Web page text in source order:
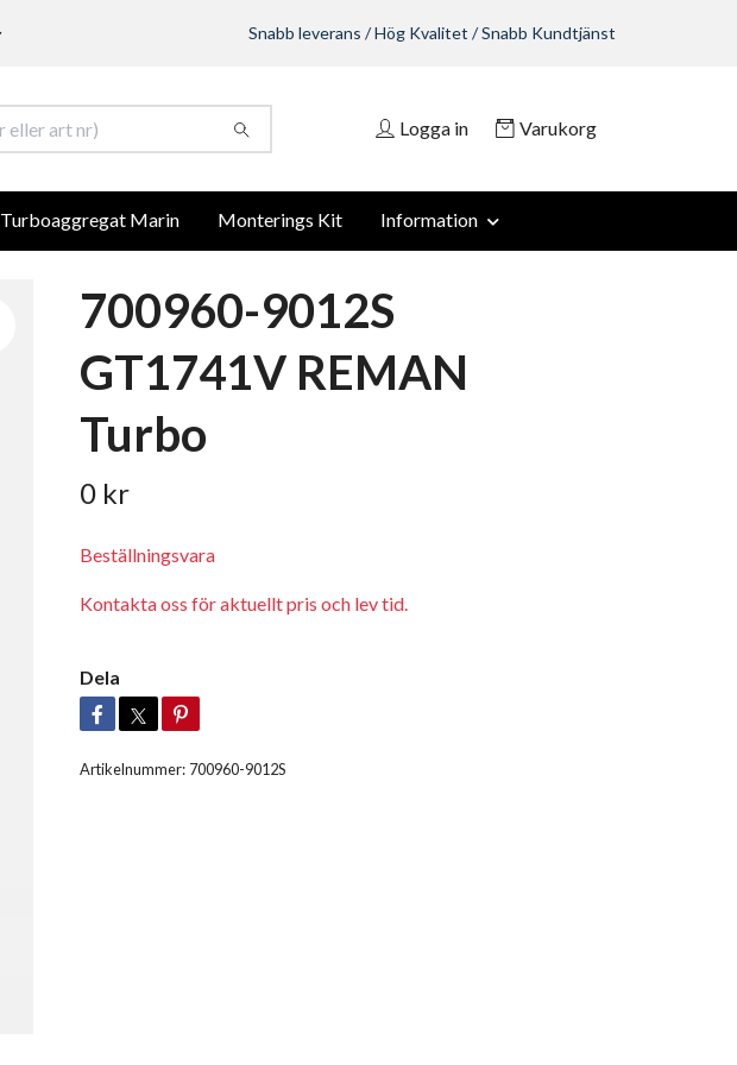
Snabb leverans / Hög Kvalitet / Snabb Kundtjänst
Logga in Varukorg
Turboaggregat Marin Monterings Kit Information
700960-9012S
GT1741V REMAN
Turbo
0 kr
Beställningsvara
Kontakta oss för aktuellt pris och lev tid.
Dela
Artikelnummer: 700960-9012S